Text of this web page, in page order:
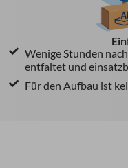
Wenige Stunden
entfaltet und
Für den Aufbau ist